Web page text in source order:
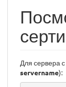
Для сервера с
servername):